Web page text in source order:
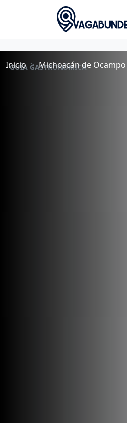
Inicio Michoacán de Ocampo
GUÍA GASTRONÓMICA